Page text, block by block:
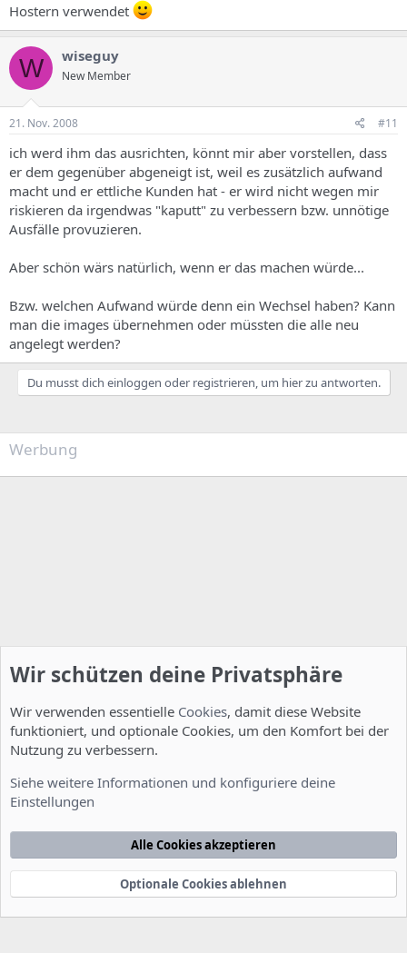
Hostern verwendet
W wiseguy
New Member
21. Nov. 2008 #11
ich werd ihm das ausrichten, könnt mir aber vorstellen, dass
er dem gegenüber abgeneigt ist, weil es zusätzlich aufwand
macht und er ettliche Kunden hat - er wird nicht wegen mir
riskieren da irgendwas "kaputt" zu verbessern bzw. unnötige
Ausfälle provuzieren.
Aber schön wärs natürlich, wenn er das machen würde...
Bzw. welchen Aufwand würde denn ein Wechsel haben? Kann
man die images übernehmen oder müssten die alle neu
angelegt werden?
Du musst dich einloggen oder registrieren, um hier zu antworten.
Werbung
Nutzungsbedingungen Datenschutzerklärung
Startseite
e
Community platform by XenForo® © 2010-2022 XenForo Ltd.
xenDach©2010-2014
Wir schützen deine Privatsphäre
Wir verwenden essentielle Cookies, damit diese Website
funktioniert, und optionale Cookies, um den Komfort bei der
Nutzung zu verbessern.
Siehe weitere Informationen und konfiguriere deine
Einstellungen
Alle Cookies akzeptieren
Optionale Cookies ablehnen